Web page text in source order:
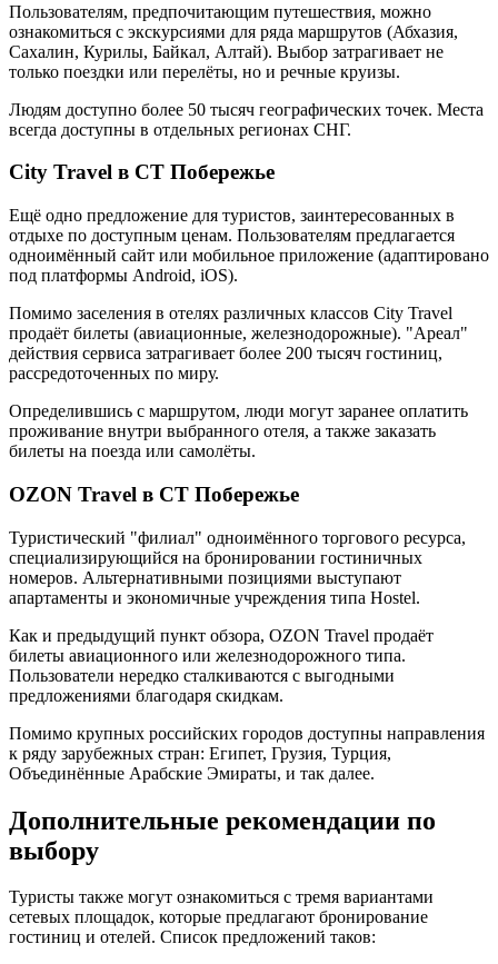
Пользователям, предпочитающим путешествия, можно
ознакомиться с экскурсиями для ряда маршрутов (Абхазия,
Сахалин, Курилы, Байкал, Алтай). Выбор затрагивает не
только поездки или перелёты, но и речные круизы.
Людям доступно более 50 тысяч географических точек. Места
всегда доступны в отдельных регионах СНГ.
City Travel в СТ Побережье
Ещё одно предложение для туристов, заинтересованных в
отдыхе по доступным ценам. Пользователям предлагается
одноимённый сайт или мобильное приложение (адаптировано
под платформы Android, iOS).
Помимо заселения в отелях различных классов City Travel
продаёт билеты (авиационные, железнодорожные). "Ареал"
действия сервиса затрагивает более 200 тысяч гостиниц,
рассредоточенных по миру.
Определившись с маршрутом, люди могут заранее оплатить
проживание внутри выбранного отеля, а также заказать
билеты на поезда или самолёты.
OZON Travel в СТ Побережье
Туристический "филиал" одноимённого торгового ресурса,
специализирующийся на бронировании гостиничных
номеров. Альтернативными позициями выступают
апартаменты и экономичные учреждения типа Hostel.
Как и предыдущий пункт обзора, OZON Travel продаёт
билеты авиационного или железнодорожного типа.
Пользователи нередко сталкиваются с выгодными
предложениями благодаря скидкам.
Помимо крупных российских городов доступны направления
к ряду зарубежных стран: Египет, Грузия, Турция,
Объединённые Арабские Эмираты, и так далее.
Дополнительные рекомендации по
выбору
Туристы также могут ознакомиться с тремя вариантами
сетевых площадок, которые предлагают бронирование
гостиниц и отелей. Список предложений таков: